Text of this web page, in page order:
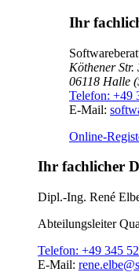
Ihr
Köthener Str.
06118 Halle
Telefon: +49
E-Mail:
Online-
Ihr fachlicher
Dipl.-Ing. René
Abteilungsleiter
Telefon: +49 345
E-Mail: